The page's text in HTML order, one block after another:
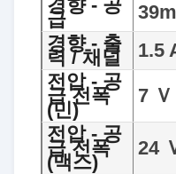
경향 - 공
급
경향 - 출
력 / 채널
1.5
전압 - 공
급 전폭
(민)
7 Ｖ
전압 - 공
급 전폭
(맥스)
24